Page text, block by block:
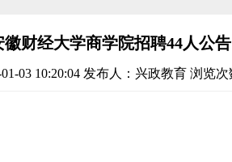
徽财经大学商学院招聘44人公告
03 10:20:04 发布人：兴政教育 浏览次